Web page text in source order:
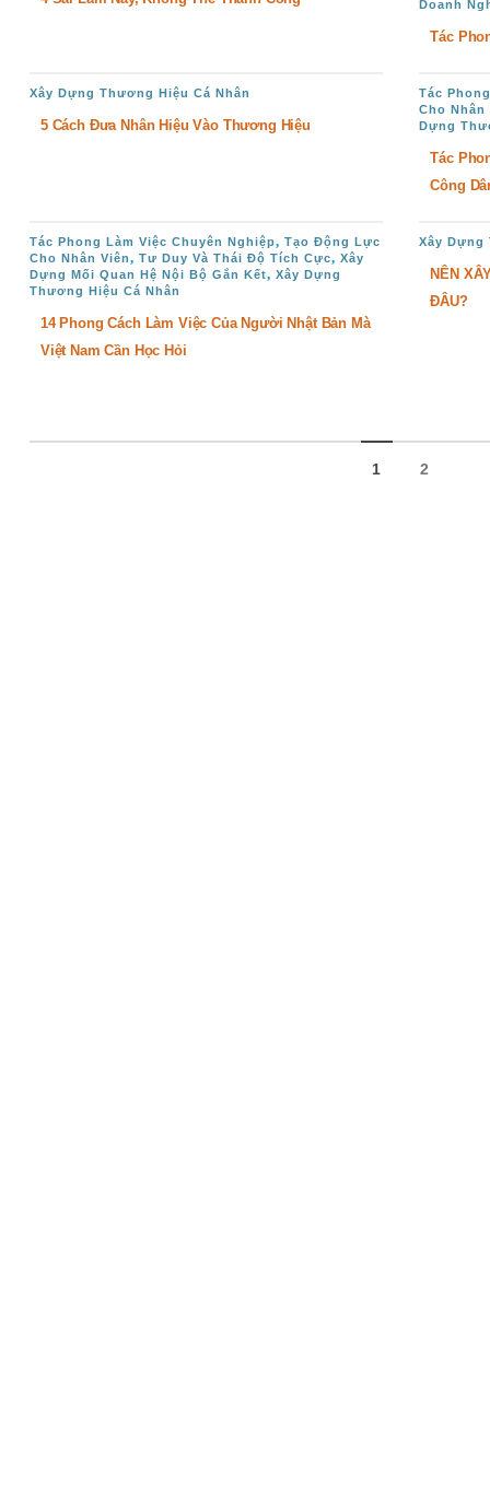
Doanh
Tác
Xây Dựng Thương Hiệu Cá Nhân
5 Cách Đưa Nhân Hiệu Vào Thương Hiệu
Tác
Cho Nhân
Dựng
Tác
Công
Tác Phong Làm Việc Chuyên Nghiệp, Tạo Động Lực
Cho Nhân Viên, Tư Duy Và Thái Độ Tích Cực, Xây
Dựng Mối Quan Hệ Nội Bộ Gắn Kết, Xây Dựng
Thương Hiệu Cá Nhân
14 Phong Cách Làm Việc Của Người Nhật Bản Mà
Việt Nam Cần Học Hỏi
Xây Dựng
NÊN
ĐÂU?
1 2